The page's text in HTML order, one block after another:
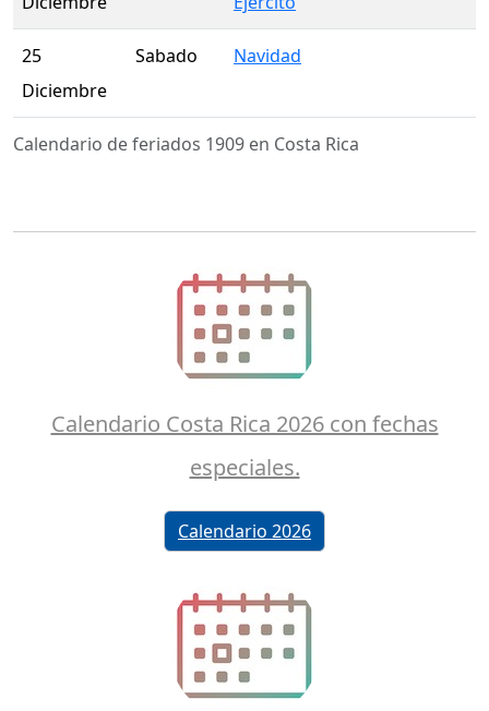
Calendario de feriados 1909 en Costa Rica
25
Diciembre
Sabado Navidad
Calendario Costa Rica 2026 con fechas
especiales.
Calendario 2026